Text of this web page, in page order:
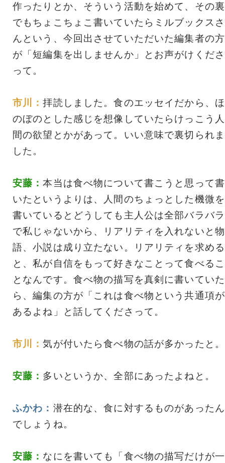
作ったりとか、そういう活動を始めて、その裏
でもちょこちょこ書いていたらミルブックスさ
んという、今回出させていただいた編集者の方
が「短編集を出しませんか」とお声がけくださ
って。
市川：拝読しました。食のエッセイだから、ほ
のぼのとした感じを想像していたらけっこう人
間の欲望とかがあって。いい意味で裏切られま
した。
安藤：本当は食べ物について書こうと思って書
いたというよりは、人間のちょっとした機微を
書いているとどうしても主人公は全部バラバラ
で私じゃないから、リアリティを入れないと物
語、小説は成り立たない。リアリティを求める
と、私が自信をもって好きなことって食べるこ
となんです。食べ物の描写を真剣に書いていた
ら、編集の方が「これは食べ物という共通項が
あるよね」と話してくださって。
市川：気が付いたら食べ物の話が多かったと。
安藤： 多いというか、全部にあったよねと。
ふかわ： 潜在的な、食に対するものがあったん
でしょうね。
安藤： なにを書いても「食べ物の描写だけが一